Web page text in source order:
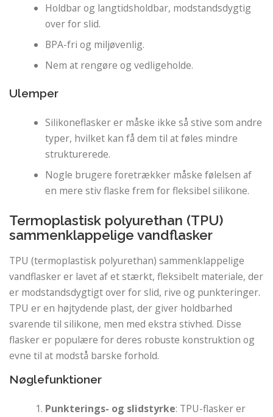
Holdbar og langtidsholdbar, modstandsdygtig
over for slid.
BPA-fri og miljøvenlig.
Nem at rengøre og vedligeholde.
Ulemper
Silikoneflasker er måske ikke så stive som andre
typer, hvilket kan få dem til at føles mindre
strukturerede.
Nogle brugere foretrækker måske følelsen af ​​
en mere stiv flaske frem for fleksibel silikone.
Termoplastisk polyurethan (TPU)
sammenklappelige vandflasker
TPU (termoplastisk polyurethan) sammenklappelige
vandflasker er lavet af et stærkt, fleksibelt materiale, der
er modstandsdygtigt over for slid, rive og punkteringer.
TPU er en højtydende plast, der giver holdbarhed
svarende til silikone, men med ekstra stivhed. Disse
flasker er populære for deres robuste konstruktion og
evne til at modstå barske forhold.
Nøglefunktioner
Punkterings- og slidstyrke: TPU-flasker er